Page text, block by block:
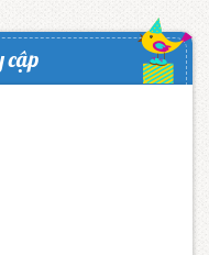
cập